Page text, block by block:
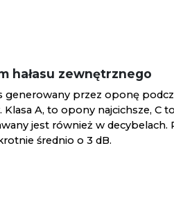
hałasu zewnętrznego
generowany przez oponę
Klasa A, to opony najcichsze, C
jest również w decybelach.
średnio o 3 dB.